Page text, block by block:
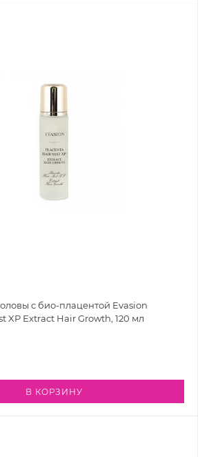
c био-плацентой Evasion
XP Extract Hair Growth, 120 мл
В КОРЗИНУ